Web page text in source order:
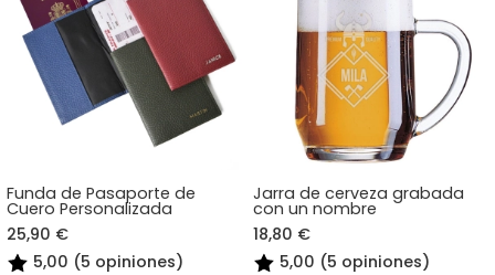
Funda de Pasaporte de
Cuero Personalizada
25,90 €
5,00 (5 opiniones)
Jarra de cerveza grabada
con un nombre
18,80 €
5,00 (5 opiniones)